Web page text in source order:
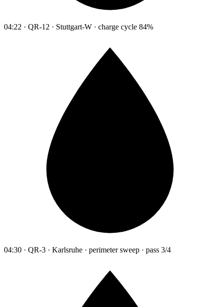
04:22 · QR-12 · Stuttgart-W · charge cycle 84%
04:30 · QR-3 · Karlsruhe · perimeter sweep · pass 3/4